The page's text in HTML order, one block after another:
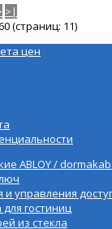
>|
(страниц: 11)
цен
ABLOY /
и управления
гостиниц
из стекла